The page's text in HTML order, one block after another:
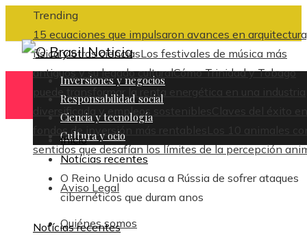
Trending
15 ecuaciones que impulsaron avances en
física y otras cienciasLos festivales de música más
antiguos y su legado culturalCómo Trinidad y Tobago
puede transformar la renta energética en una industria
diversificada y empleos sostenibles
Claves del éxito
fondos de inversión más rentables
Los 10 animales
sentidos que desafían los límites de la percepción
Aviso Legal
Quiénes somos
Inversiones y negocios
Responsabilidad social
Ciencia y tecnología
Cultura y ocio
Inicio
Notícias recentes
O Reino Unido acusa a Rússia de sofrer ataques
cibernéticos que duram anos
Notícias recentes